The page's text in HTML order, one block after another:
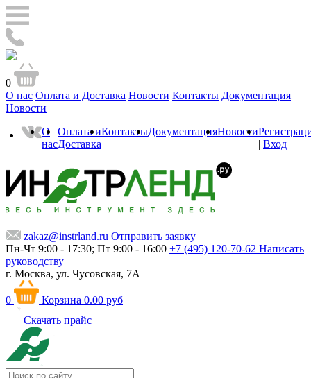
0
О нас Оплата и Доставка Новости Контакты Документация
Новости
О
нас
Оплата и
Доставка
КонтактыДокументацияНовости
| Вход
zakaz@instrland.ru Отправить заявку
Пн-Чт 9:00 - 17:30; Пт 9:00 - 16:00 +7 (495) 120-70-62 Написать
руководству
г. Москва, ул. Чусовская, 7А
0 Корзина 0.00 руб
Скачать прайс